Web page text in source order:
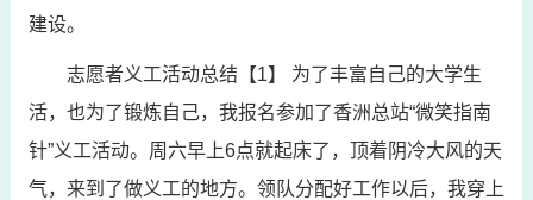
建设。
志愿者义工活动总结【1】 为了丰富自己的大学生
活，也为了锻炼自己，我报名参加了香洲总站“微笑指南
针”义工活动。周六早上6点就起床了，顶着阴冷大风的天
气，来到了做义工的地方。领队分配好工作以后，我穿上